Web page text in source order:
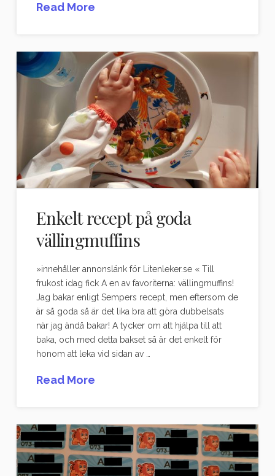
Read More
Enkelt recept på goda
vällingmuffins
»innehåller annonslänk för Litenleker.se « Till
frukost idag fick A en av favoriterna: vällingmuffins!
Jag bakar enligt Sempers recept, men eftersom de
är så goda så är det lika bra att göra dubbelsats
när jag ändå bakar! A tycker om att hjälpa till att
baka, och med detta bakset så är det enkelt för
honom att leka vid sidan av …
Read More